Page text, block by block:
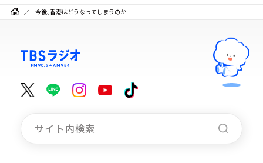
今後、香港はどうなってしまうのか